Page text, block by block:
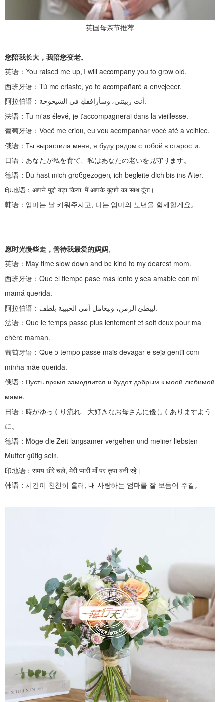
英国母亲节推荐
您陪我长大，我陪您变老。
英语： You raised me up, I will accompany you to grow old.
西班牙语： Tú me criaste, yo te acompañaré a envejecer.
阿拉伯语：
أنت ربيتني، وسأرافقكِ في الشيخوخة.
法语： Tu m'as élevé, je t'accompagnerai dans la vieillesse.
葡萄牙语： Você me criou, eu vou acompanhar você até a velhice.
俄语： Ты вырастила меня, я буду рядом с тобой в старости.
日语：あなたが私を育て、私はあなたの老いを見守ります。
德语： Du hast mich großgezogen, ich begleite dich bis ins Alter.
印地语： आपने मुझे बड़ा किया, मैं आपके बुढ़ापे का साथ दूंगा।
韩语：엄마는 날 키워주시고, 나는 엄마의 노년을 함께할게요。
愿时光慢些走，善待我最爱的妈妈。
英语： May time slow down and be kind to my dearest mom.
西班牙语： Que el tiempo pase más lento y sea amable con mi
mamá querida.
阿拉伯语：
ليبطئ الزمن، وليعامل أمي الحبيبة بلطف.
法语： Que le temps passe plus lentement et soit doux pour ma
chère maman.
葡萄牙语： Que o tempo passe mais devagar e seja gentil com
minha mãe querida.
俄语： Пусть время замедлится и будет добрым к моей любимой
маме.
日语：時がゆっくり流れ、大好きなお母さんに優しくありますよう
に。
德语： Möge die Zeit langsamer vergehen und meiner liebsten
Mutter gütig sein.
印地语： समय धीरे चले, मेरी प्यारी माँ पर कृपा बनी रहे।
韩语：시간이 천천히 흘러, 내 사랑하는 엄마를 잘 보듬어 주길。